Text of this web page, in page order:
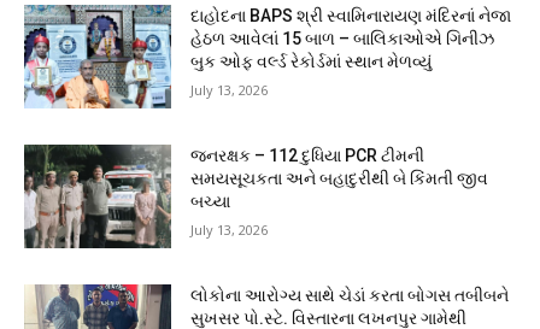
દાહોદના BAPS શ્રી સ્વામિનારાયણ મંદિરનાં નેજા
હેઠળ આવેલાં 15 બાળ – બાલિકાઓએ ગિનીઝ
બુક ઓફ વર્લ્ડ રેકોર્ડમાં સ્થાન મેળવ્યું
July 13, 2026
જનરક્ષક – 112 દુધિયા PCR ટીમની
સમયસૂચકતા અને બહાદુરીથી બે કિંમતી જીવ
બચ્યા
July 13, 2026
લોકોના આરોગ્ય સાથે ચેડાં કરતા બોગસ તબીબને
સુખસર પો.સ્ટે. વિસ્તારના લખનપુર ગામેથી